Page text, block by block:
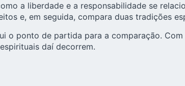
a liberdade e a responsabilidade se
e, em seguida, compara duas tradições
o ponto de partida para a comparação.
daí decorrem.